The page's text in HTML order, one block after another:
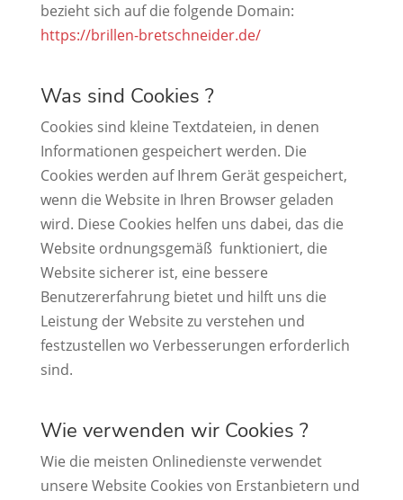
bezieht sich auf die folgende Domain:
https://brillen-bretschneider.de/
Was sind Cookies ?
Cookies sind kleine Textdateien, in denen
Informationen gespeichert werden. Die
Cookies werden auf Ihrem Gerät gespeichert,
wenn die Website in Ihren Browser geladen
wird. Diese Cookies helfen uns dabei, das die
Website ordnungsgemäß funktioniert, die
Website sicherer ist, eine bessere
Benutzererfahrung bietet und hilft uns die
Leistung der Website zu verstehen und
festzustellen wo Verbesserungen erforderlich
sind.
Wie verwenden wir Cookies ?
Wie die meisten Onlinedienste verwendet
unsere Website Cookies von Erstanbietern und